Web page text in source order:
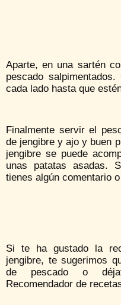
Aparte, en una sartén
pescado
cada lado hasta que
Finalmente servir el
de jengibre y ajo y buen
jengibre se puede
unas patatas asadas.
tienes algún comentario
Si te ha gustado la
jengibre, te sugerimos
de pescado o
Recomendador de